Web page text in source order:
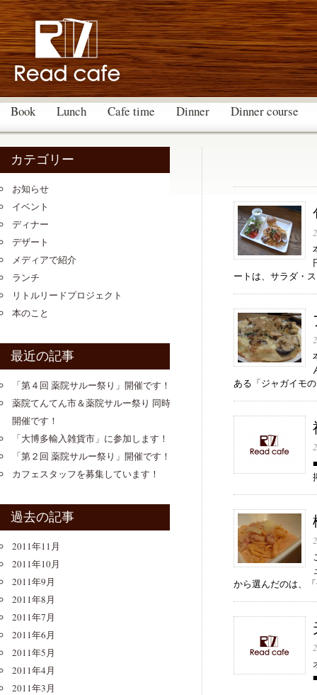
Book Lunch Cafe time Dinner Dinner course
ートは、サラダ・
ある「ジャガイモ
から選んだのは、
カテゴリー
お知らせ
イベント
ディナー
デザート
メディアで紹介
ランチ
リトルリードプロジェクト
本のこと
最近の記事
「第４回 薬院サルー祭り」開催です！
薬院てんてん市＆薬院サルー祭り 同時
開催です！
「大博多輸入雑貨市」に参加します！
「第２回 薬院サルー祭り」開催です！
カフェスタッフを募集しています！
過去の記事
2011年11月
2011年10月
2011年9月
2011年8月
2011年7月
2011年6月
2011年5月
2011年4月
2011年3月